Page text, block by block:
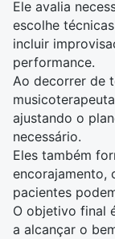
Ele avalia
escolhe
incluir
performance.
Ao decorrer de
ajustando o
necessário.
Eles também
encorajamento,
pacientes
O objetivo final
a alcançar o